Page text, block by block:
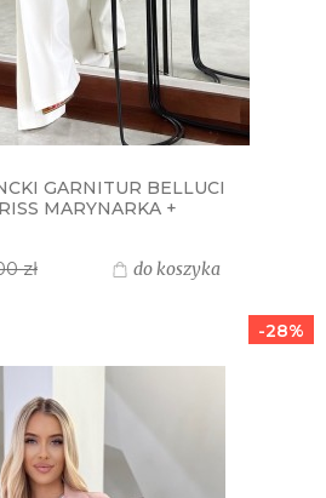
GARNITUR BELLUCI
MARYNARKA +
zł do koszyka
-28%